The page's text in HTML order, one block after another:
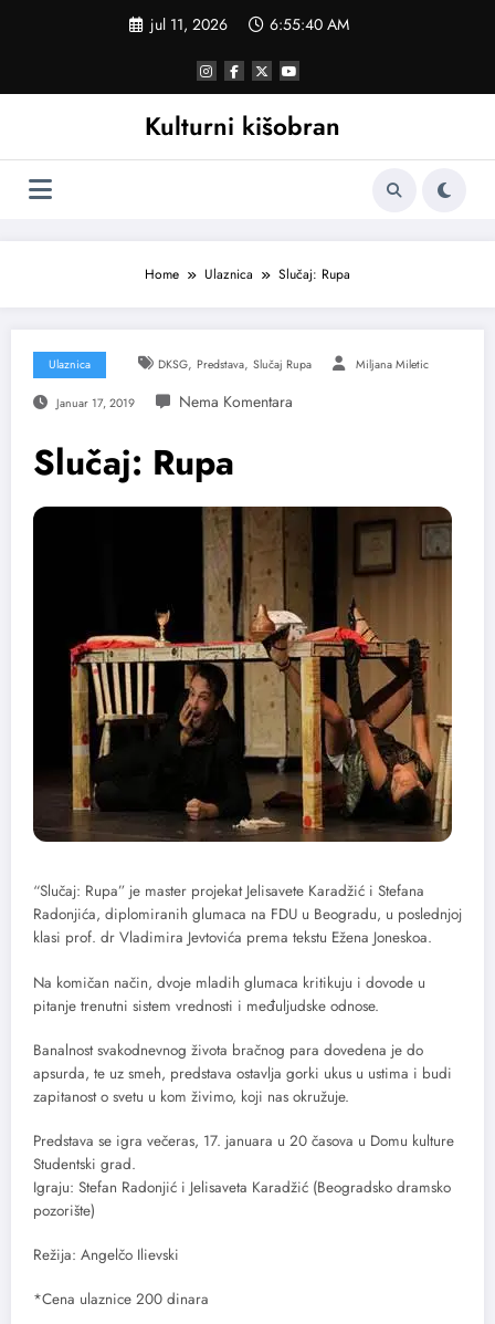
jul 11, 2026 6:55:41 AM
Kulturni kišobran
Home Ulaznica Slučaj: Rupa
Ulaznica DKSG, Predstava, Slučaj Rupa Miljana Miletic
Januar 17, 2019
Slučaj: Rupa
“Slučaj: Rupa” je master projekat Jelisavete Karadžić i Stefana
Radonjića, diplomiranih glumaca na FDU u Beogradu, u poslednjoj
klasi prof. dr Vladimira Jevtovića prema tekstu Ežena Joneskoa.
Na komičan način, dvoje mladih glumaca kritikuju i dovode u
pitanje trenutni sistem vrednosti i međuljudske odnose.
Banalnost svakodnevnog života bračnog para dovedena je do
apsurda, te uz smeh, predstava ostavlja gorki ukus u ustima i budi
zapitanost o svetu u kom živimo, koji nas okružuje.
Predstava se igra večeras, 17. januara u 20 časova u Domu kulture
Studentski grad.
Igraju: Stefan Radonjić i Jelisaveta Karadžić (Beogradsko dramsko
pozorište)
Režija: Angelčo Ilievski
*Cena ulaznice 200 dinara